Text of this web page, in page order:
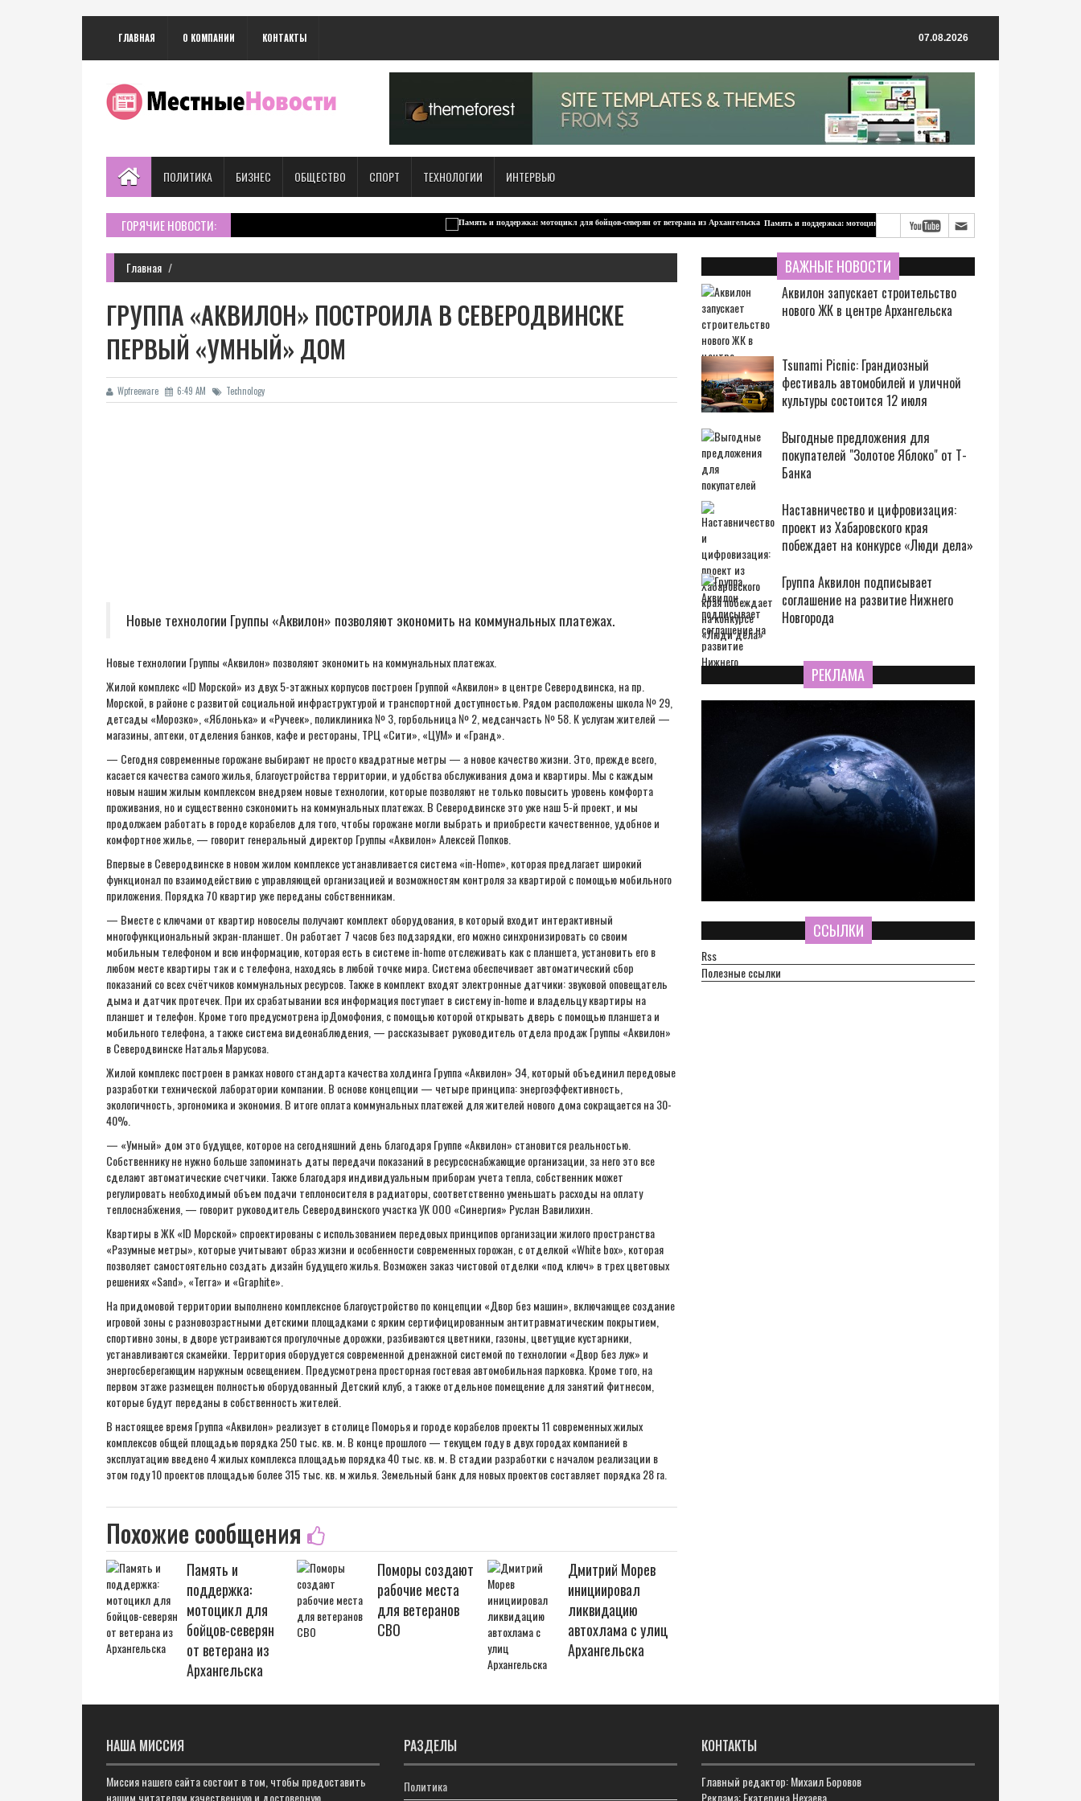
ГЛАВНАЯ О КОМПАНИИ КОНТАКТЫ 07.08.2026
ПОЛИТИКА БИЗНЕС ОБЩЕСТВО СПОРТ ТЕХНОЛОГИИ ИНТЕРВЬЮ
ГОРЯЧИЕ НОВОСТИ: Память и поддержка: мотоцикл для бойцов-северян от ветерана из Архангельска
Главная
ГРУППА «АКВИЛОН» ПОСТРОИЛА В СЕВЕРОДВИНСКЕ
ПЕРВЫЙ «УМНЫЙ» ДОМ
Wpfreeware 6:49 AM Technology
Новые технологии Группы «Аквилон» позволяют экономить на коммунальных платежах.
Новые технологии Группы «Аквилон» позволяют экономить на коммунальных платежах.
Жилой комплекс «ID Морской» из двух 5-этажных корпусов построен Группой «Аквилон» в центре Северодвинска, на пр.
Морской, в районе с развитой социальной инфраструктурой и транспортной доступностью. Рядом расположены школа № 29,
детсады «Морозко», «Яблонька» и «Ручеек», поликлиника № 3, горбольница № 2, медсанчасть № 58. К услугам жителей —
магазины, аптеки, отделения банков, кафе и рестораны, ТРЦ «Сити», «ЦУМ» и «Гранд».
— Сегодня современные горожане выбирают не просто квадратные метры — а новое качество жизни. Это, прежде всего,
касается качества самого жилья, благоустройства территории, и удобства обслуживания дома и квартиры. Мы с каждым
новым нашим жилым комплексом внедряем новые технологии, которые позволяют не только повысить уровень комфорта
проживания, но и существенно сэкономить на коммунальных платежах. В Северодвинске это уже наш 5-й проект, и мы
продолжаем работать в городе корабелов для того, чтобы горожане могли выбрать и приобрести качественное, удобное и
комфортное жилье, — говорит генеральный директор Группы «Аквилон» Алексей Попков.
Впервые в Северодвинске в новом жилом комплексе устанавливается система «in-Home», которая предлагает широкий
функционал по взаимодействию с управляющей организацией и возможностям контроля за квартирой с помощью мобильного
приложения. Порядка 70 квартир уже переданы собственникам.
— Вместе с ключами от квартир новоселы получают комплект оборудования, в который входит интерактивный
многофункциональный экран-планшет. Он работает 7 часов без подзарядки, его можно синхронизировать со своим
мобильным телефоном и всю информацию, которая есть в системе in-home отслеживать как с планшета, установить его в
любом месте квартиры так и с телефона, находясь в любой точке мира. Система обеспечивает автоматический сбор
показаний со всех счётчиков коммунальных ресурсов. Также в комплект входят электронные датчики: звуковой оповещатель
дыма и датчик протечек. При их срабатывании вся информация поступает в систему in-home и владельцу квартиры на
планшет и телефон. Кроме того предусмотрена ipДомофония, с помощью которой открывать дверь с помощью планшета и
мобильного телефона, а также система видеонаблюдения, — рассказывает руководитель отдела продаж Группы «Аквилон»
в Северодвинске Наталья Марусова.
Жилой комплекс построен в рамках нового стандарта качества холдинга Группа «Аквилон» Э4, который объединил передовые
разработки технической лаборатории компании. В основе концепции — четыре принципа: энергоэффективность,
экологичность, эргономика и экономия. В итоге оплата коммунальных платежей для жителей нового дома сокращается на 30-
40%.
— «Умный» дом это будущее, которое на сегодняшний день благодаря Группе «Аквилон» становится реальностью.
Собственнику не нужно больше запоминать даты передачи показаний в ресурсоснабжающие организации, за него это все
сделают автоматические счетчики. Также благодаря индивидуальным приборам учета тепла, собственник может
регулировать необходимый объем подачи теплоносителя в радиаторы, соответственно уменьшать расходы на оплату
теплоснабжения, — говорит руководитель Северодвинского участка УК ООО «Синергия» Руслан Вавилихин.
Квартиры в ЖК «ID Морской» спроектированы с использованием передовых принципов организации жилого пространства
«Разумные метры», которые учитывают образ жизни и особенности современных горожан, с отделкой «White box», которая
позволяет самостоятельно создать дизайн будущего жилья. Возможен заказ чистовой отделки «под ключ» в трех цветовых
решениях «Sand», «Terra» и «Graphite».
На придомовой территории выполнено комплексное благоустройство по концепции «Двор без машин», включающее создание
игровой зоны с разновозрастными детскими площадками с ярким сертифицированным антитравматическим покрытием,
спортивно зоны, в дворе устраиваются прогулочные дорожки, разбиваются цветники, газоны, цветущие кустарники,
устанавливаются скамейки. Территория оборудуется современной дренажной системой по технологии «Двор без луж» и
энергосберегающим наружным освещением. Предусмотрена просторная гостевая автомобильная парковка. Кроме того, на
первом этаже размещен полностью оборудованный Детский клуб, а также отдельное помещение для занятий фитнесом,
которые будут переданы в собственность жителей.
В настоящее время Группа «Аквилон» реализует в столице Поморья и городе корабелов проекты 11 современных жилых
комплексов общей площадью порядка 250 тыс. кв. м. В конце прошлого — текущем году в двух городах компанией в
эксплуатацию введено 4 жилых комплекса площадью порядка 40 тыс. кв. м. В стадии разработки с началом реализации в
этом году 10 проектов площадью более 315 тыс. кв. м жилья. Земельный банк для новых проектов составляет порядка 28 га.
Похожие сообщения
Память и
поддержка:
мотоцикл для
бойцов-северян
от ветерана из
Архангельска
Поморы создают
рабочие места
для ветеранов
СВО
Дмитрий Морев
инициировал
ликвидацию
автохлама с улиц
Архангельска
ВАЖНЫЕ НОВОСТИ
Аквилон запускает строительство
нового ЖК в центре Архангельска
Tsunami Picnic: Грандиозный
фестиваль автомобилей и уличной
культуры состоится 12 июля
Выгодные предложения для
покупателей "Золотое Яблоко" от Т-
Банка
Наставничество и цифровизация:
проект из Хабаровского края
побеждает на конкурсе «Люди дела»
Группа Аквилон подписывает
соглашение на развитие Нижнего
Новгорода
РЕКЛАМА
ССЫЛКИ
Rss
Полезные ссылки
НАША МИССИЯ
Миссия нашего сайта состоит в том, чтобы предоставить
нашим читателям качественную и достоверную
РАЗДЕЛЫ
Политика
КОНТАКТЫ
Главный редактор: Михаил Боровов
Реклама: Екатерина Нехаева